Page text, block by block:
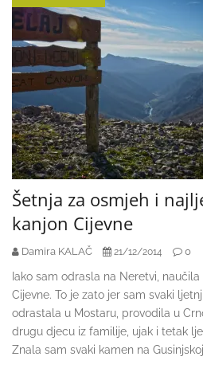
Šetnja za osmjeh i
kanjon Cijevne
Damira KALAČ 21/12/2014 0
Iako sam odrasla na Neretvi,
Cijevne. To je zato jer sam svaki
odrastala u Mostaru, provodila u
drugu djecu iz familije, ujak i tetak
Znala sam svaki kamen na